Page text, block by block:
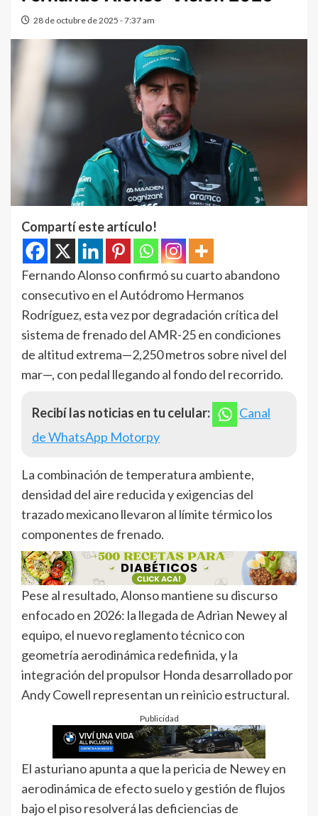
28 de octubre de 2025 - 7:37 am
Compartí este artículo!
Fernando Alonso confirmó su cuarto abandono
consecutivo en el Autódromo Hermanos
Rodríguez, esta vez por degradación crítica del
sistema de frenado del AMR-25 en condiciones
de altitud extrema—2,250 metros sobre nivel del
mar—, con pedal llegando al fondo del recorrido.
Recibí las noticias en tu celular:
Canal
de WhatsApp Motorpy
La combinación de temperatura ambiente,
densidad del aire reducida y exigencias del
trazado mexicano llevaron al límite térmico los
componentes de frenado.
Pese al resultado, Alonso mantiene su discurso
enfocado en 2026: la llegada de Adrian Newey al
equipo, el nuevo reglamento técnico con
geometría aerodinámica redefinida, y la
integración del propulsor Honda desarrollado por
Andy Cowell representan un reinicio estructural.
Publicidad
El asturiano apunta a que la pericia de Newey en
aerodinámica de efecto suelo y gestión de flujos
bajo el piso resolverá las deficiencias de